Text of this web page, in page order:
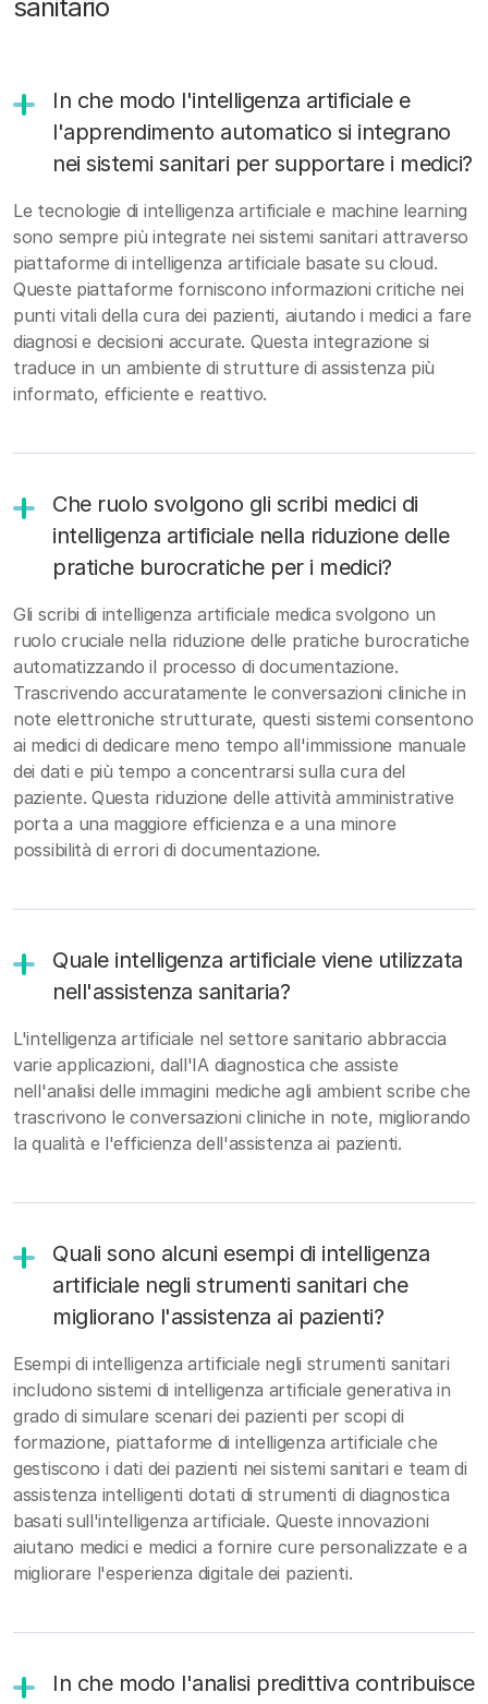
sanitario
In che modo l'intelligenza artificiale e
l'apprendimento automatico si integrano
nei sistemi sanitari per supportare i medici?
Le tecnologie di intelligenza artificiale e machine learning
sono sempre più integrate nei sistemi sanitari attraverso
piattaforme di intelligenza artificiale basate su cloud.
Queste piattaforme forniscono informazioni critiche nei
punti vitali della cura dei pazienti, aiutando i medici a fare
diagnosi e decisioni accurate. Questa integrazione si
traduce in un ambiente di strutture di assistenza più
informato, efficiente e reattivo.
Che ruolo svolgono gli scribi medici di
intelligenza artificiale nella riduzione delle
pratiche burocratiche per i medici?
Gli scribi di intelligenza artificiale medica svolgono un
ruolo cruciale nella riduzione delle pratiche burocratiche
automatizzando il processo di documentazione.
Trascrivendo accuratamente le conversazioni cliniche in
note elettroniche strutturate, questi sistemi consentono
ai medici di dedicare meno tempo all'immissione manuale
dei dati e più tempo a concentrarsi sulla cura del
paziente. Questa riduzione delle attività amministrative
porta a una maggiore efficienza e a una minore
possibilità di errori di documentazione.
Quale intelligenza artificiale viene utilizzata
nell'assistenza sanitaria?
L'intelligenza artificiale nel settore sanitario abbraccia
varie applicazioni, dall'IA diagnostica che assiste
nell'analisi delle immagini mediche agli ambient scribe che
trascrivono le conversazioni cliniche in note, migliorando
la qualità e l'efficienza dell'assistenza ai pazienti.
Quali sono alcuni esempi di intelligenza
artificiale negli strumenti sanitari che
migliorano l'assistenza ai pazienti?
Esempi di intelligenza artificiale negli strumenti sanitari
includono sistemi di intelligenza artificiale generativa in
grado di simulare scenari dei pazienti per scopi di
formazione, piattaforme di intelligenza artificiale che
gestiscono i dati dei pazienti nei sistemi sanitari e team di
assistenza intelligenti dotati di strumenti di diagnostica
basati sull'intelligenza artificiale. Queste innovazioni
aiutano medici e medici a fornire cure personalizzate e a
migliorare l'esperienza digitale dei pazienti.
In che modo l'analisi predittiva contribuisce